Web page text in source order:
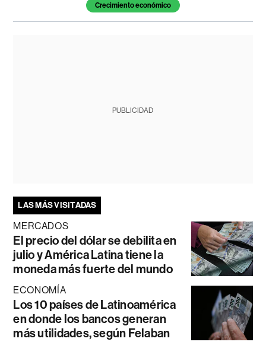
Crecimiento económico
PUBLICIDAD
LAS MÁS VISITADAS
MERCADOS
El precio del dólar se debilita en
julio y América Latina tiene la
moneda más fuerte del mundo
ECONOMÍA
Los 10 países de Latinoamérica
en donde los bancos generan
más utilidades, según Felaban